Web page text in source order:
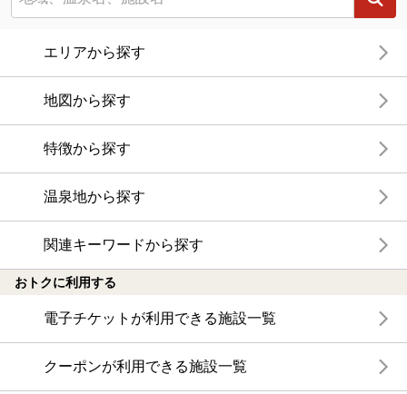
エリアから探す
地図から探す
特徴から探す
温泉地から探す
関連キーワードから探す
おトクに利用する
電子チケットが利用できる施設一覧
クーポンが利用できる施設一覧